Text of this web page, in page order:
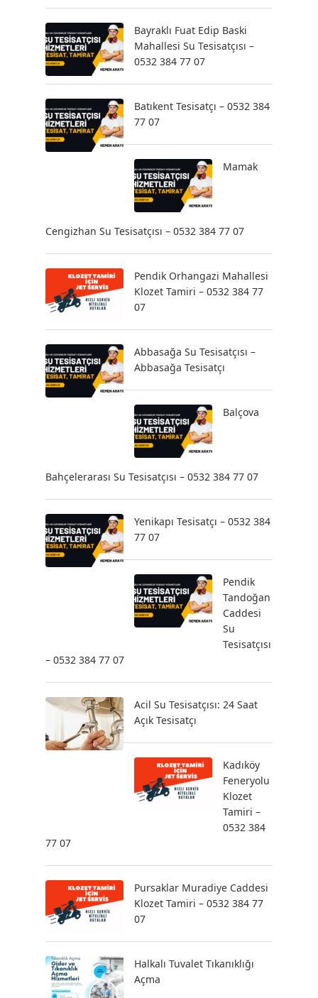
Bayraklı Fuat Edip Baski
Mahallesi Su Tesisatçısı –
0532 384 77 07
Batıkent Tesisatçı – 0532 384
77 07
Mamak
Cengizhan Su Tesisatçısı – 0532 384 77 07
Pendik Orhangazi Mahallesi
Klozet Tamiri – 0532 384 77
07
Abbasağa Su Tesisatçısı –
Abbasağa Tesisatçı
Balçova
Bahçelerarası Su Tesisatçısı – 0532 384 77 07
Yenikapı Tesisatçı – 0532 384
77 07
Pendik
Tandoğan
Caddesi
Su
Tesisatçısı
– 0532 384 77 07
Acil Su Tesisatçısı: 24 Saat
Açık Tesisatçı
Kadıköy
Feneryolu
Klozet
Tamiri –
0532 384
77 07
Pursaklar Muradiye Caddesi
Klozet Tamiri – 0532 384 77
07
Halkalı Tuvalet Tıkanıklığı
Açma